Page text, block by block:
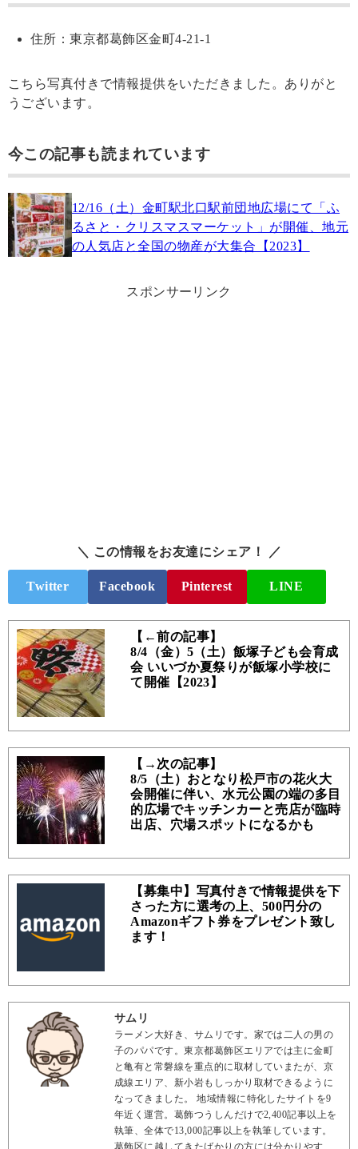
住所：東京都葛飾区金町4-21-1
こちら写真付きで情報提供をいただきました。ありがと
うございます。
今この記事も読まれています
12/16（土）金町駅北口駅前団地広場にて「ふ
るさと・クリスマスマーケット」が開催、地元
の人気店と全国の物産が大集合【2023】
スポンサーリンク
＼ この情報をお友達にシェア！ ／
Twitter Facebook Pinterest LINE
【←前の記事】
8/4（金）5（土）飯塚子ども会育成
会 いいづか夏祭りが飯塚小学校に
て開催【2023】
【→次の記事】
8/5（土）おとなり松戸市の花火大
会開催に伴い、水元公園の端の多目
的広場でキッチンカーと売店が臨時
出店、穴場スポットになるかも
【募集中】写真付きで情報提供を下
さった方に選考の上、500円分の
Amazonギフト券をプレゼント致し
ます！
サムリ
ラーメン大好き、サムリです。家では二人の男の
子のパパです。東京都葛飾区エリアでは主に金町
と亀有と常磐線を重点的に取材していまたが、京
成線エリア、新小岩もしっかり取材できるように
なってきました。 地域情報に特化したサイトを9
年近く運営。葛飾つうしんだけで2,400記事以上を
執筆、全体で13,000記事以上を執筆しています。
葛飾区に越してきたばかりの方には分かりやす